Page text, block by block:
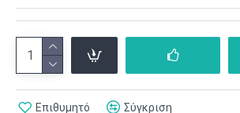
Επιθυμητό Σύγκριση